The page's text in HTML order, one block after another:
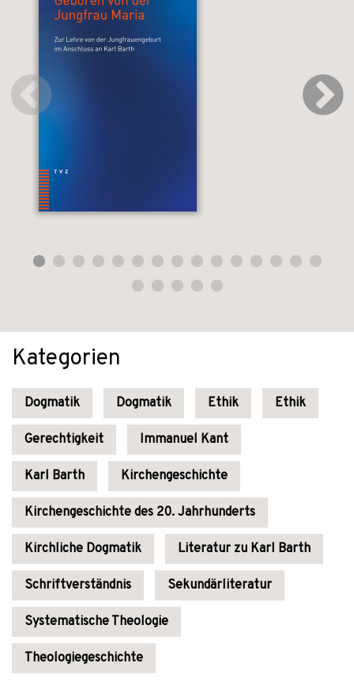
Kategorien
Dogmatik Dogmatik Ethik Ethik
Gerechtigkeit Immanuel Kant
Karl Barth Kirchengeschichte
Kirchengeschichte des 20. Jahrhunderts
Kirchliche Dogmatik Literatur zu Karl Barth
Schriftverständnis Sekundärliteratur
Systematische Theologie
Theologiegeschichte